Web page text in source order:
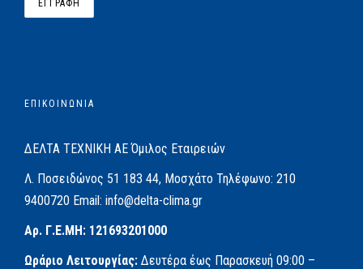
ΕΠΙΚΟΙΝΩΝΙΑ
ΔΕΛΤΑ ΤΕΧΝΙΚΗ ΑΕΌμιλος Εταιρειών
Λ. Ποσειδώνος 51 183 44, Μοσχάτο Τηλέφωνο: 210
9400720 Email: info@delta-clima.gr
Αρ. Γ.Ε.ΜΗ: 121693201000
Ωράριο Λειτουργίας: Δευτέρα έως Παρασκευή 09:00 –